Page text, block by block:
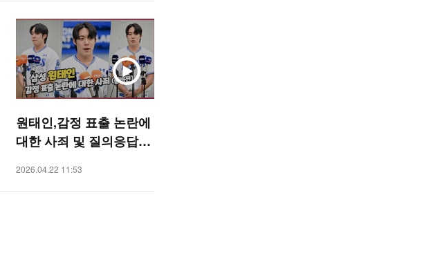
원태인,감정 표출 논란에
대한 사죄 및 질의응답
2026.04.22 11:53